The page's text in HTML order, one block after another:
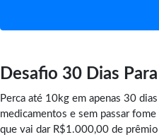
Desafio 30 Dias
Perca até 10kg em apenas 30
medicamentos e sem passar
que vai dar R$1.000,00 de prêmio